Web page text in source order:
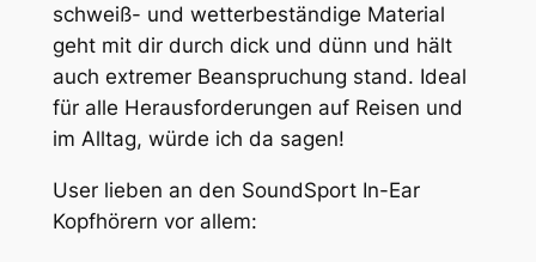
schweiß- und wetterbeständige Material
geht mit dir durch dick und dünn und hält
auch extremer Beanspruchung stand. Ideal
für alle Herausforderungen auf Reisen und
im Alltag, würde ich da sagen!
User lieben an den SoundSport In-Ear
Kopfhörern vor allem: